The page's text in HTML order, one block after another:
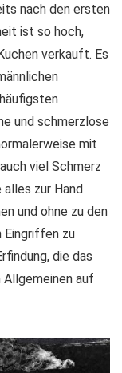
nach den ersten
ist so hoch,
verkauft. Es
und schmerzlose
mit
viel Schmerz
alles zur Hand
und ohne zu den
Eingriffen zu
die das
Allgemeinen auf